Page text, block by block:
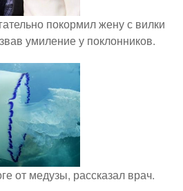
покормил жену с вилки
умиление у поклонников.
от медузы, рассказал врач.